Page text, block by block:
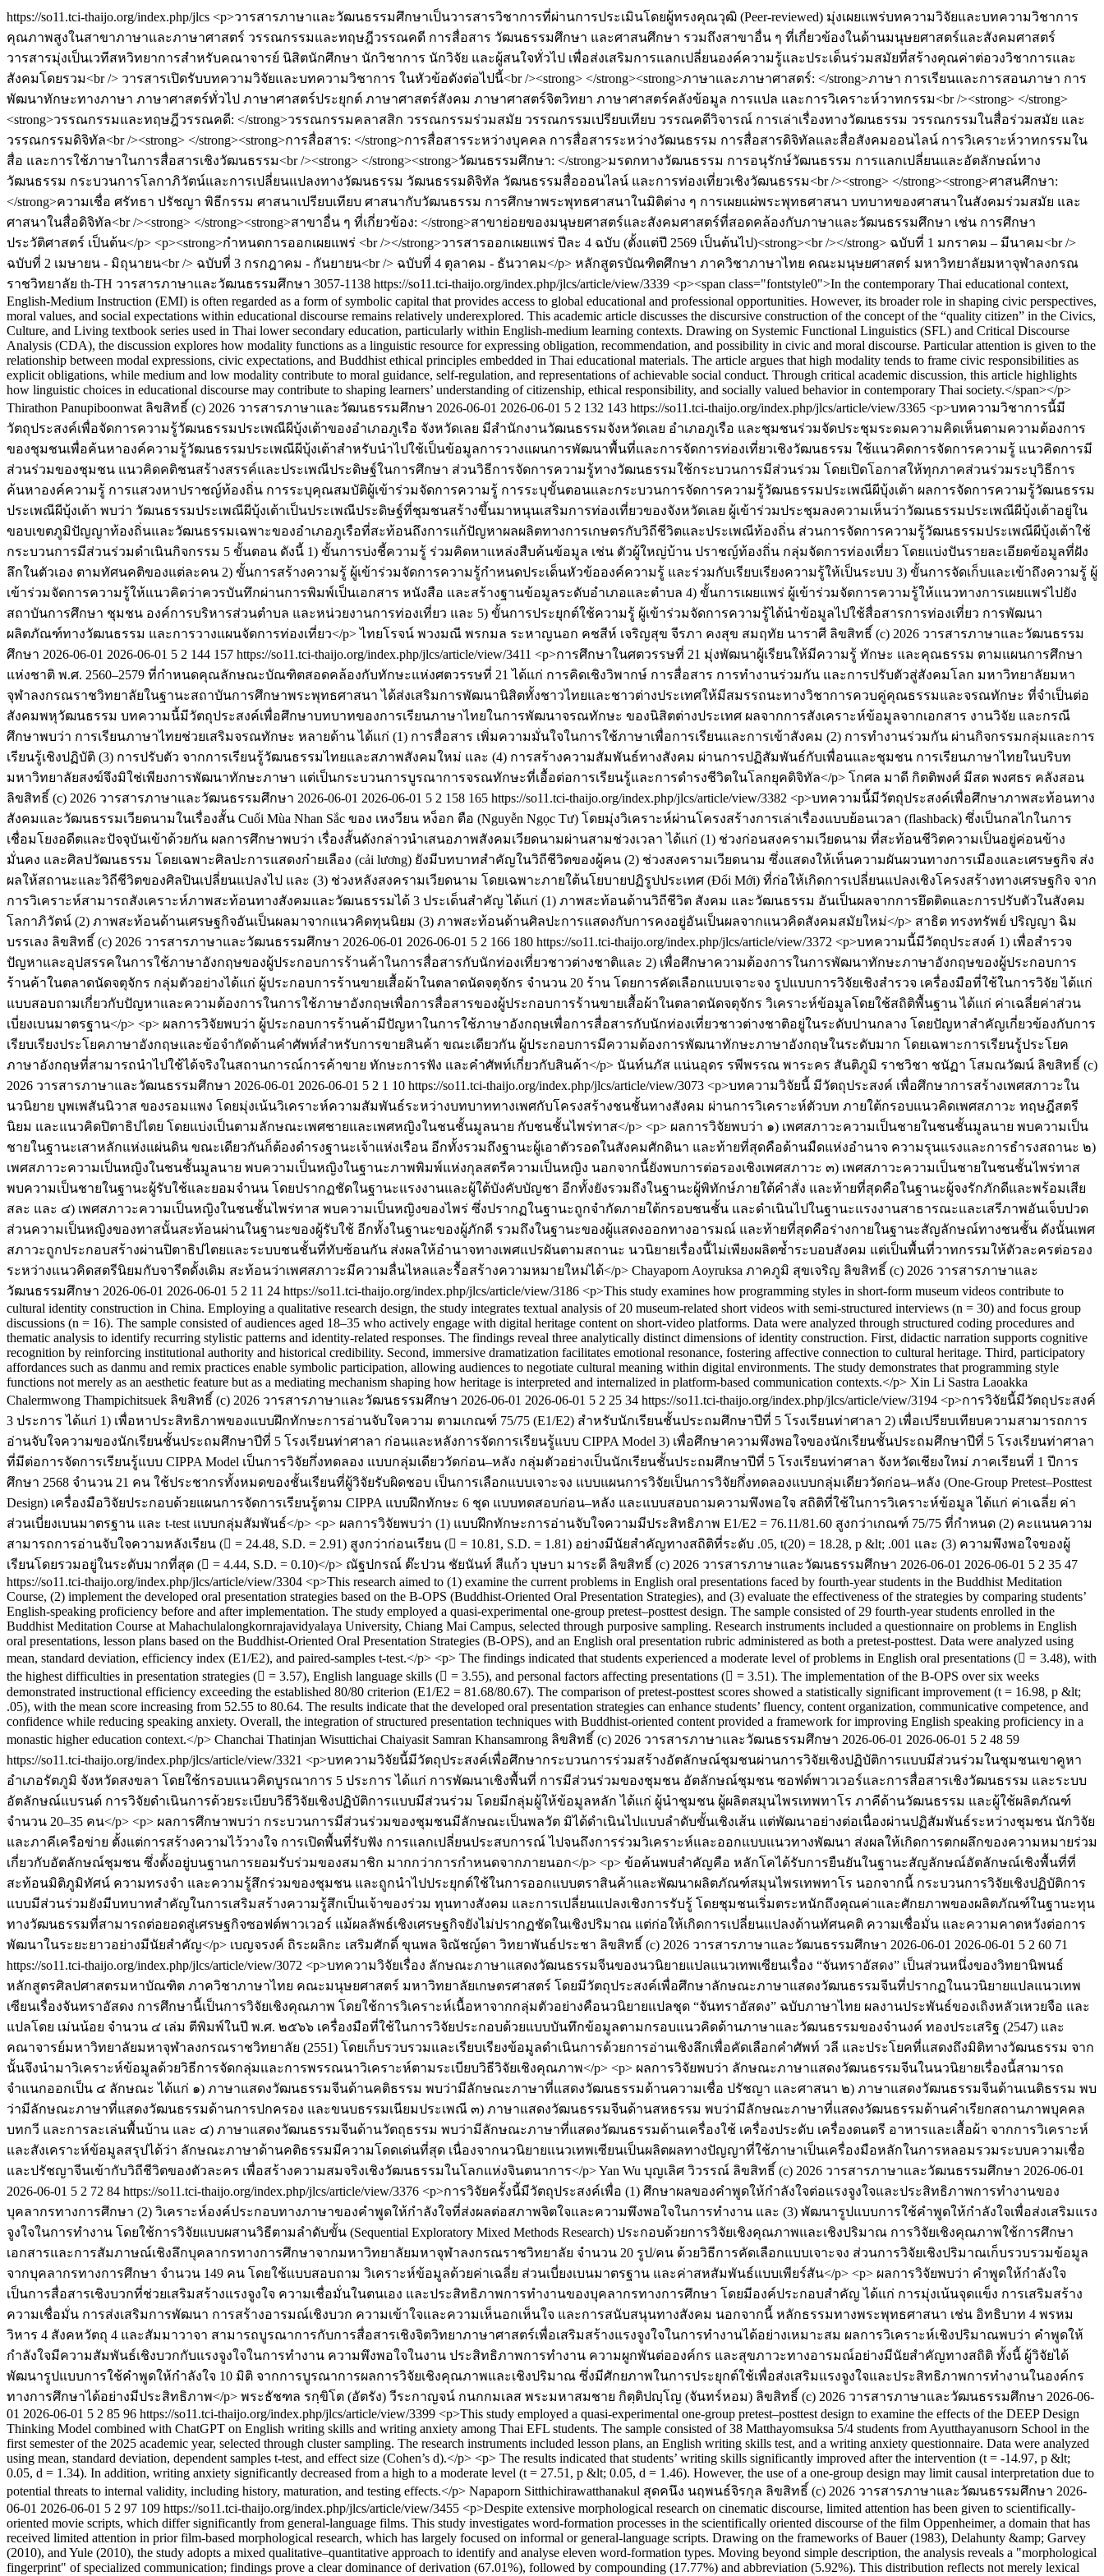
https://so11.tci-thaijo.org/index.php/jlcs <p>วารสารภาษาและวัฒนธรรมศึกษาเป็นวารสารวิชาการที่ผ่านการประเมินโดยผู้ทรงคุณวุฒิ (Peer-reviewed) มุ่งเผยแพร่บทความวิจัยและบทความวิชาการ
คุณภาพสูงในสาขาภาษาและภาษาศาสตร์ วรรณกรรมและทฤษฎีวรรณคดี การสื่อสาร วัฒนธรรมศึกษา และศาสนศึกษา รวมถึงสาขาอื่น ๆ ที่เกี่ยวข้องในด้านมนุษยศาสตร์และสังคมศาสตร์
วารสารมุ่งเป็นเวทีสหวิทยาการสำหรับคณาจารย์ นิสิตนักศึกษา นักวิชาการ นักวิจัย และผู้สนใจทั่วไป เพื่อส่งเสริมการแลกเปลี่ยนองค์ความรู้และประเด็นร่วมสมัยที่สร้างคุณค่าต่อวงวิชาการและ
สังคมโดยรวม<br /> วารสารเปิดรับบทความวิจัยและบทความวิชาการ ในหัวข้อดังต่อไปนี้<br /><strong> </strong><strong>ภาษาและภาษาศาสตร์: </strong>ภาษา การเรียนและการสอนภาษา การ
พัฒนาทักษะทางภาษา ภาษาศาสตร์ทั่วไป ภาษาศาสตร์ประยุกต์ ภาษาศาสตร์สังคม ภาษาศาสตร์จิตวิทยา ภาษาศาสตร์คลังข้อมูล การแปล และการวิเคราะห์วาทกรรม<br /><strong> </strong>
<strong>วรรณกรรมและทฤษฎีวรรณคดี: </strong>วรรณกรรมคลาสสิก วรรณกรรมร่วมสมัย วรรณกรรมเปรียบเทียบ วรรณคดีวิจารณ์ การเล่าเรื่องทางวัฒนธรรม วรรณกรรมในสื่อร่วมสมัย และ
วรรณกรรมดิจิทัล<br /><strong> </strong><strong>การสื่อสาร: </strong>การสื่อสารระหว่างบุคคล การสื่อสารระหว่างวัฒนธรรม การสื่อสารดิจิทัลและสื่อสังคมออนไลน์ การวิเคราะห์วาทกรรมใน
สื่อ และการใช้ภาษาในการสื่อสารเชิงวัฒนธรรม<br /><strong> </strong><strong>วัฒนธรรมศึกษา: </strong>มรดกทางวัฒนธรรม การอนุรักษ์วัฒนธรรม การแลกเปลี่ยนและอัตลักษณ์ทาง
วัฒนธรรม กระบวนการโลกาภิวัตน์และการเปลี่ยนแปลงทางวัฒนธรรม วัฒนธรรมดิจิทัล วัฒนธรรมสื่อออนไลน์ และการท่องเที่ยวเชิงวัฒนธรรม<br /><strong> </strong><strong>ศาสนศึกษา:
</strong>ความเชื่อ ศรัทธา ปรัชญา พิธีกรรม ศาสนาเปรียบเทียบ ศาสนากับวัฒนธรรม การศึกษาพระพุทธศาสนาในมิติต่าง ๆ การเผยแผ่พระพุทธศาสนา บทบาทของศาสนาในสังคมร่วมสมัย และ
ศาสนาในสื่อดิจิทัล<br /><strong> </strong><strong>สาขาอื่น ๆ ที่เกี่ยวข้อง: </strong>สาขาย่อยของมนุษยศาสตร์และสังคมศาสตร์ที่สอดคล้องกับภาษาและวัฒนธรรมศึกษา เช่น การศึกษา
ประวัติศาสตร์ เป็นต้น</p> <p><strong>กำหนดการออกเผยแพร่ <br /></strong>วารสารออกเผยแพร่ ปีละ 4 ฉบับ (ตั้งแต่ปี 2569 เป็นต้นไป)<strong><br /></strong> ฉบับที่ 1 มกราคม – มีนาคม<br />
ฉบับที่ 2 เมษายน - มิถุนายน<br /> ฉบับที่ 3 กรกฎาคม - กันยายน<br /> ฉบับที่ 4 ตุลาคม - ธันวาคม</p> หลักสูตรบัณฑิตศึกษา ภาควิชาภาษาไทย คณะมนุษยศาสตร์ มหาวิทยาลัยมหาจุฬาลงกรณ
ราชวิทยาลัย th-TH วารสารภาษาและวัฒนธรรมศึกษา 3057-1138 https://so11.tci-thaijo.org/index.php/jlcs/article/view/3339 <p><span class="fontstyle0">In the contemporary Thai educational context,
English-Medium Instruction (EMI) is often regarded as a form of symbolic capital that provides access to global educational and professional opportunities. However, its broader role in shaping civic perspectives,
moral values, and social expectations within educational discourse remains relatively underexplored. This academic article discusses the discursive construction of the concept of the “quality citizen” in the Civics,
Culture, and Living textbook series used in Thai lower secondary education, particularly within English-medium learning contexts. Drawing on Systemic Functional Linguistics (SFL) and Critical Discourse
Analysis (CDA), the discussion explores how modality functions as a linguistic resource for expressing obligation, recommendation, and possibility in civic and moral discourse. Particular attention is given to the
relationship between modal expressions, civic expectations, and Buddhist ethical principles embedded in Thai educational materials. The article argues that high modality tends to frame civic responsibilities as
explicit obligations, while medium and low modality contribute to moral guidance, self-regulation, and representations of achievable social conduct. Through critical academic discussion, this article highlights
how linguistic choices in educational discourse may contribute to shaping learners’ understanding of citizenship, ethical responsibility, and socially valued behavior in contemporary Thai society.</span></p>
Thirathon Panupiboonwat ลิขสิทธิ์ (c) 2026 วารสารภาษาและวัฒนธรรมศึกษา 2026-06-01 2026-06-01 5 2 132 143 https://so11.tci-thaijo.org/index.php/jlcs/article/view/3365 <p>บทความวิชาการนี้มี
วัตถุประสงค์เพื่อจัดการความรู้วัฒนธรรมประเพณีผีบุ้งเต้าของอำเภอภูเรือ จังหวัดเลย มีสำนักงานวัฒนธรรมจังหวัดเลย อำเภอภูเรือ และชุมชนร่วมจัดประชุมระดมความคิดเห็นตามความต้องการ
ของชุมชนเพื่อค้นหาองค์ความรู้วัฒนธรรมประเพณีผีบุ้งเต้าสำหรับนำไปใช้เป็นข้อมูลการวางแผนการพัฒนาพื้นที่และการจัดการท่องเที่ยวเชิงวัฒนธรรม ใช้แนวคิดการจัดการความรู้ แนวคิดการมี
ส่วนร่วมของชุมชน แนวคิดคติชนสร้างสรรค์และประเพณีประดิษฐ์ในการศึกษา ส่วนวิธีการจัดการความรู้ทางวัฒนธรรมใช้กระบวนการมีส่วนร่วม โดยเปิดโอกาสให้ทุกภาคส่วนร่วมระบุวิธีการ
ค้นหาองค์ความรู้ การแสวงหาปราชญ์ท้องถิ่น การระบุคุณสมบัติผู้เข้าร่วมจัดการความรู้ การระบุขั้นตอนและกระบวนการจัดการความรู้วัฒนธรรมประเพณีผีบุ้งเต้า ผลการจัดการความรู้วัฒนธรรม
ประเพณีผีบุ้งเต้า พบว่า วัฒนธรรมประเพณีผีบุ้งเต้าเป็นประเพณีประดิษฐ์ที่ชุมชนสร้างขึ้นมาหนุนเสริมการท่องเที่ยวของจังหวัดเลย ผู้เข้าร่วมประชุมลงความเห็นว่าวัฒนธรรมประเพณีผีบุ้งเต้าอยู่ใน
ขอบเขตภูมิปัญญาท้องถิ่นและวัฒนธรรมเฉพาะของอำเภอภูเรือที่สะท้อนถึงการแก้ปัญหาผลผลิตทางการเกษตรกับวิถีชีวิตและประเพณีท้องถิ่น ส่วนการจัดการความรู้วัฒนธรรมประเพณีผีบุ้งเต้าใช้
กระบวนการมีส่วนร่วมดำเนินกิจกรรม 5 ขั้นตอน ดังนี้ 1) ขั้นการบ่งชี้ความรู้ ร่วมคิดหาแหล่งสืบค้นข้อมูล เช่น ตัวผู้ใหญ่บ้าน ปราชญ์ท้องถิ่น กลุ่มจัดการท่องเที่ยว โดยแบ่งปันรายละเอียดข้อมูลที่ฝัง
ลึกในตัวเอง ตามทัศนคติของแต่ละคน 2) ขั้นการสร้างความรู้ ผู้เข้าร่วมจัดการความรู้กำหนดประเด็นหัวข้อองค์ความรู้ และร่วมกับเรียบเรียงความรู้ให้เป็นระบบ 3) ขั้นการจัดเก็บและเข้าถึงความรู้ ผู้
เข้าร่วมจัดการความรู้ให้แนวคิดว่าควรบันทึกผ่านการพิมพ์เป็นเอกสาร หนังสือ และสร้างฐานข้อมูลระดับอำเภอและตำบล 4) ขั้นการเผยแพร่ ผู้เข้าร่วมจัดการความรู้ให้แนวทางการเผยแพร่ไปยัง
สถาบันการศึกษา ชุมชน องค์การบริหารส่วนตำบล และหน่วยงานการท่องเที่ยว และ 5) ขั้นการประยุกต์ใช้ความรู้ ผู้เข้าร่วมจัดการความรู้ได้นำข้อมูลไปใช้สื่อสารการท่องเที่ยว การพัฒนา
ผลิตภัณฑ์ทางวัฒนธรรม และการวางแผนจัดการท่องเที่ยว</p> ไทยโรจน์ พวงมณี พรกมล ระหาญนอก คชสีห์ เจริญสุข จีรภา คงสุข สมฤทัย นาราศี ลิขสิทธิ์ (c) 2026 วารสารภาษาและวัฒนธรรม
ศึกษา 2026-06-01 2026-06-01 5 2 144 157 https://so11.tci-thaijo.org/index.php/jlcs/article/view/3411 <p>การศึกษาในศตวรรษที่ 21 มุ่งพัฒนาผู้เรียนให้มีความรู้ ทักษะ และคุณธรรม ตามแผนการศึกษา
แห่งชาติ พ.ศ. 2560–2579 ที่กำหนดคุณลักษณะบัณฑิตสอดคล้องกับทักษะแห่งศตวรรษที่ 21 ได้แก่ การคิดเชิงวิพากษ์ การสื่อสาร การทำงานร่วมกัน และการปรับตัวสู่สังคมโลก มหาวิทยาลัยมหา
จุฬาลงกรณราชวิทยาลัยในฐานะสถาบันการศึกษาพระพุทธศาสนา ได้ส่งเสริมการพัฒนานิสิตทั้งชาวไทยและชาวต่างประเทศให้มีสมรรถนะทางวิชาการควบคู่คุณธรรมและจรณทักษะ ที่จำเป็นต่อ
สังคมพหุวัฒนธรรม บทความนี้มีวัตถุประสงค์เพื่อศึกษาบทบาทของการเรียนภาษาไทยในการพัฒนาจรณทักษะ ของนิสิตต่างประเทศ ผลจากการสังเคราะห์ข้อมูลจากเอกสาร งานวิจัย และกรณี
ศึกษาพบว่า การเรียนภาษาไทยช่วยเสริมจรณทักษะ หลายด้าน ได้แก่ (1) การสื่อสาร เพิ่มความมั่นใจในการใช้ภาษาเพื่อการเรียนและการเข้าสังคม (2) การทำงานร่วมกัน ผ่านกิจกรรมกลุ่มและการ
เรียนรู้เชิงปฏิบัติ (3) การปรับตัว จากการเรียนรู้วัฒนธรรมไทยและสภาพสังคมใหม่ และ (4) การสร้างความสัมพันธ์ทางสังคม ผ่านการปฏิสัมพันธ์กับเพื่อนและชุมชน การเรียนภาษาไทยในบริบท
มหาวิทยาลัยสงฆ์จึงมิใช่เพียงการพัฒนาทักษะภาษา แต่เป็นกระบวนการบูรณาการจรณทักษะที่เอื้อต่อการเรียนรู้และการดำรงชีวิตในโลกยุคดิจิทัล</p> โกศล มาดี กิตติพงศ์ มีสด พงศธร คลังสอน
ลิขสิทธิ์ (c) 2026 วารสารภาษาและวัฒนธรรมศึกษา 2026-06-01 2026-06-01 5 2 158 165 https://so11.tci-thaijo.org/index.php/jlcs/article/view/3382 <p>บทความนี้มีวัตถุประสงค์เพื่อศึกษาภาพสะท้อนทาง
สังคมและวัฒนธรรมเวียดนามในเรื่องสั้น Cuối Mùa Nhan Sắc ของ เหงวียน หง็อก ตือ (Nguyễn Ngọc Tư) โดยมุ่งวิเคราะห์ผ่านโครงสร้างการเล่าเรื่องแบบย้อนเวลา (flashback) ซึ่งเป็นกลไกในการ
เชื่อมโยงอดีตและปัจจุบันเข้าด้วยกัน ผลการศึกษาพบว่า เรื่องสั้นดังกล่าวนำเสนอภาพสังคมเวียดนามผ่านสามช่วงเวลา ได้แก่ (1) ช่วงก่อนสงครามเวียดนาม ที่สะท้อนชีวิตความเป็นอยู่ค่อนข้าง
มั่นคง และศิลปวัฒนธรรม โดยเฉพาะศิลปะการแสดงก๋ายเลือง (cải lương) ยังมีบทบาทสำคัญในวิถีชีวิตของผู้คน (2) ช่วงสงครามเวียดนาม ซึ่งแสดงให้เห็นความผันผวนทางการเมืองและเศรษฐกิจ ส่ง
ผลให้สถานะและวิถีชีวิตของศิลปินเปลี่ยนแปลงไป และ (3) ช่วงหลังสงครามเวียดนาม โดยเฉพาะภายใต้นโยบายปฏิรูปประเทศ (Đổi Mới) ที่ก่อให้เกิดการเปลี่ยนแปลงเชิงโครงสร้างทางเศรษฐกิจ จาก
การวิเคราะห์สามารถสังเคราะห์ภาพสะท้อนทางสังคมและวัฒนธรรมได้ 3 ประเด็นสำคัญ ได้แก่ (1) ภาพสะท้อนด้านวิถีชีวิต สังคม และวัฒนธรรม อันเป็นผลจากการยึดติดและการปรับตัวในสังคม
โลกาภิวัตน์ (2) ภาพสะท้อนด้านเศรษฐกิจอันเป็นผลมาจากแนวคิดทุนนิยม (3) ภาพสะท้อนด้านศิลปะการแสดงกับการคงอยู่อันเป็นผลจากแนวคิดสังคมสมัยใหม่</p> สาธิต ทรงทรัพย์ ปริญญา ฉิม
บรรเลง ลิขสิทธิ์ (c) 2026 วารสารภาษาและวัฒนธรรมศึกษา 2026-06-01 2026-06-01 5 2 166 180 https://so11.tci-thaijo.org/index.php/jlcs/article/view/3372 <p>บทความนี้มีวัตถุประสงค์ 1) เพื่อสำรวจ
ปัญหาและอุปสรรคในการใช้ภาษาอังกฤษของผู้ประกอบการร้านค้าในการสื่อสารกับนักท่องเที่ยวชาวต่างชาติและ 2) เพื่อศึกษาความต้องการในการพัฒนาทักษะภาษาอังกฤษของผู้ประกอบการ
ร้านค้าในตลาดนัดจตุจักร กลุ่มตัวอย่างได้แก่ ผู้ประกอบการร้านขายเสื้อผ้าในตลาดนัดจตุจักร จำนวน 20 ร้าน โดยการคัดเลือกแบบเจาะจง รูปแบบการวิจัยเชิงสำรวจ เครื่องมือที่ใช้ในการวิจัย ได้แก่
แบบสอบถามเกี่ยวกับปัญหาและความต้องการในการใช้ภาษาอังกฤษเพื่อการสื่อสารของผู้ประกอบการร้านขายเสื้อผ้าในตลาดนัดจตุจักร วิเคราะห์ข้อมูลโดยใช้สถิติพื้นฐาน ได้แก่ ค่าเฉลี่ยค่าส่วน
เบี่ยงเบนมาตรฐาน</p> <p> ผลการวิจัยพบว่า ผู้ประกอบการร้านค้ามีปัญหาในการใช้ภาษาอังกฤษเพื่อการสื่อสารกับนักท่องเที่ยวชาวต่างชาติอยู่ในระดับปานกลาง โดยปัญหาสำคัญเกี่ยวข้องกับการ
เรียบเรียงประโยคภาษาอังกฤษและข้อจำกัดด้านคำศัพท์สำหรับการขายสินค้า ขณะเดียวกัน ผู้ประกอบการมีความต้องการพัฒนาทักษะภาษาอังกฤษในระดับมาก โดยเฉพาะการเรียนรู้ประโยค
ภาษาอังกฤษที่สามารถนำไปใช้ได้จริงในสถานการณ์การค้าขาย ทักษะการฟัง และคำศัพท์เกี่ยวกับสินค้า</p> นันท์นภัส แน่นอุดร รพีพรรณ พาระคร สันติภูมิ ราชวิชา ชนัฏา โสมณวัฒน์ ลิขสิทธิ์ (c)
2026 วารสารภาษาและวัฒนธรรมศึกษา 2026-06-01 2026-06-01 5 2 1 10 https://so11.tci-thaijo.org/index.php/jlcs/article/view/3073 <p>บทความวิจัยนี้ มีวัตถุประสงค์ เพื่อศึกษาการสร้างเพศสภาวะใน
นวนิยาย บุพเพสันนิวาส ของรอมแพง โดยมุ่งเน้นวิเคราะห์ความสัมพันธ์ระหว่างบทบาททางเพศกับโครงสร้างชนชั้นทางสังคม ผ่านการวิเคราะห์ตัวบท ภายใต้กรอบแนวคิดเพศสภาวะ ทฤษฎีสตรี
นิยม และแนวคิดปิตาธิปไตย โดยแบ่งเป็นตามลักษณะเพศชายและเพศหญิงในชนชั้นมูลนาย กับชนชั้นไพร่ทาส</p> <p> ผลการวิจัยพบว่า ๑) เพศสภาวะความเป็นชายในชนชั้นมูลนาย พบความเป็น
ชายในฐานะเสาหลักแห่งแผ่นดิน ขณะเดียวกันก็ต้องดำรงฐานะเจ้าแห่งเรือน อีกทั้งรวมถึงฐานะผู้เอาตัวรอดในสังคมศักดินา และท้ายที่สุดคือด้านมืดแห่งอำนาจ ความรุนแรงและการธำรงสถานะ ๒)
เพศสภาวะความเป็นหญิงในชนชั้นมูลนาย พบความเป็นหญิงในฐานะภาพพิมพ์แห่งกุลสตรีความเป็นหญิง นอกจากนี้ยังพบการต่อรองเชิงเพศสภาวะ ๓) เพศสภาวะความเป็นชายในชนชั้นไพร่ทาส
พบความเป็นชายในฐานะผู้รับใช้และยอมจำนน โดยปรากฏชัดในฐานะแรงงานและผู้ใต้บังคับบัญชา อีกทั้งยังรวมถึงในฐานะผู้พิทักษ์ภายใต้คำสั่ง และท้ายที่สุดคือในฐานะผู้จงรักภักดีและพร้อมเสีย
สละ และ ๔) เพศสภาวะความเป็นหญิงในชนชั้นไพร่ทาส พบความเป็นหญิงของไพร่ ซึ่งปรากฏในฐานะถูกจำกัดภายใต้กรอบชนชั้น และดำเนินไปในฐานะแรงงานสาธารณะและเสรีภาพอันเจ็บปวด
ส่วนความเป็นหญิงของทาสนั้นสะท้อนผ่านในฐานะของผู้รับใช้ อีกทั้งในฐานะของผู้ภักดี รวมถึงในฐานะของผู้แสดงออกทางอารมณ์ และท้ายที่สุดคือร่างกายในฐานะสัญลักษณ์ทางชนชั้น ดังนั้นเพศ
สภาวะถูกประกอบสร้างผ่านปิตาธิปไตยและระบบชนชั้นที่ทับซ้อนกัน ส่งผลให้อำนาจทางเพศแปรผันตามสถานะ นวนิยายเรื่องนี้ไม่เพียงผลิตซ้ำระบอบสังคม แต่เป็นพื้นที่วาทกรรมให้ตัวละครต่อรอง
ระหว่างแนวคิดสตรีนิยมกับจารีตดั้งเดิม สะท้อนว่าเพศสภาวะมีความลื่นไหลและรื้อสร้างความหมายใหม่ได้</p> Chayaporn Aoyruksa ภาคภูมิ สุขเจริญ ลิขสิทธิ์ (c) 2026 วารสารภาษาและ
วัฒนธรรมศึกษา 2026-06-01 2026-06-01 5 2 11 24 https://so11.tci-thaijo.org/index.php/jlcs/article/view/3186 <p>This study examines how programming styles in short-form museum videos contribute to
cultural identity construction in China. Employing a qualitative research design, the study integrates textual analysis of 20 museum-related short videos with semi-structured interviews (n = 30) and focus group
discussions (n = 16). The sample consisted of audiences aged 18–35 who actively engage with digital heritage content on short-video platforms. Data were analyzed through structured coding procedures and
thematic analysis to identify recurring stylistic patterns and identity-related responses. The findings reveal three analytically distinct dimensions of identity construction. First, didactic narration supports cognitive
recognition by reinforcing institutional authority and historical credibility. Second, immersive dramatization facilitates emotional resonance, fostering affective connection to cultural heritage. Third, participatory
affordances such as danmu and remix practices enable symbolic participation, allowing audiences to negotiate cultural meaning within digital environments. The study demonstrates that programming style
functions not merely as an aesthetic feature but as a mediating mechanism shaping how heritage is interpreted and internalized in platform-based communication contexts.</p> Xin Li Sastra Laoakka
Chalermwong Thampichitsuek ลิขสิทธิ์ (c) 2026 วารสารภาษาและวัฒนธรรมศึกษา 2026-06-01 2026-06-01 5 2 25 34 https://so11.tci-thaijo.org/index.php/jlcs/article/view/3194 <p>การวิจัยนี้มีวัตถุประสงค์
3 ประการ ได้แก่ 1) เพื่อหาประสิทธิภาพของแบบฝึกทักษะการอ่านจับใจความ ตามเกณฑ์ 75/75 (E1/E2) สำหรับนักเรียนชั้นประถมศึกษาปีที่ 5 โรงเรียนท่าศาลา 2) เพื่อเปรียบเทียบความสามารถการ
อ่านจับใจความของนักเรียนชั้นประถมศึกษาปีที่ 5 โรงเรียนท่าศาลา ก่อนและหลังการจัดการเรียนรู้แบบ CIPPA Model 3) เพื่อศึกษาความพึงพอใจของนักเรียนชั้นประถมศึกษาปีที่ 5 โรงเรียนท่าศาลา
ที่มีต่อการจัดการเรียนรู้แบบ CIPPA Model เป็นการวิจัยกึ่งทดลอง แบบกลุ่มเดียววัดก่อน–หลัง กลุ่มตัวอย่างเป็นนักเรียนชั้นประถมศึกษาปีที่ 5 โรงเรียนท่าศาลา จังหวัดเชียงใหม่ ภาคเรียนที่ 1 ปีการ
ศึกษา 2568 จำนวน 21 คน ใช้ประชากรทั้งหมดของชั้นเรียนที่ผู้วิจัยรับผิดชอบ เป็นการเลือกแบบเจาะจง แบบแผนการวิจัยเป็นการวิจัยกึ่งทดลองแบบกลุ่มเดียววัดก่อน–หลัง (One-Group Pretest–Posttest
Design) เครื่องมือวิจัยประกอบด้วยแผนการจัดการเรียนรู้ตาม CIPPA แบบฝึกทักษะ 6 ชุด แบบทดสอบก่อน–หลัง และแบบสอบถามความพึงพอใจ สถิติที่ใช้ในการวิเคราะห์ข้อมูล ได้แก่ ค่าเฉลี่ย ค่า
ส่วนเบี่ยงเบนมาตรฐาน และ t-test แบบกลุ่มสัมพันธ์</p> <p> ผลการวิจัยพบว่า (1) แบบฝึกทักษะการอ่านจับใจความมีประสิทธิภาพ E1/E2 = 76.11/81.60 สูงกว่าเกณฑ์ 75/75 ที่กำหนด (2) คะแนนความ
สามารถการอ่านจับใจความหลังเรียน ( = 24.48, S.D. = 2.91) สูงกว่าก่อนเรียน ( = 10.81, S.D. = 1.81) อย่างมีนัยสำคัญทางสถิติที่ระดับ .05, t(20) = 18.28, p &lt; .001 และ (3) ความพึงพอใจของผู้
เรียนโดยรวมอยู่ในระดับมากที่สุด ( = 4.44, S.D. = 0.10)</p> ณัฐปกรณ์ ต๊ะปวน ชัยนันท์ สีแก้ว บุษบา มาระดี ลิขสิทธิ์ (c) 2026 วารสารภาษาและวัฒนธรรมศึกษา 2026-06-01 2026-06-01 5 2 35 47
https://so11.tci-thaijo.org/index.php/jlcs/article/view/3304 <p>This research aimed to (1) examine the current problems in English oral presentations faced by fourth-year students in the Buddhist Meditation
Course, (2) implement the developed oral presentation strategies based on the B-OPS (Buddhist-Oriented Oral Presentation Strategies), and (3) evaluate the effectiveness of the strategies by comparing students’
English-speaking proficiency before and after implementation. The study employed a quasi-experimental one-group pretest–posttest design. The sample consisted of 29 fourth-year students enrolled in the
Buddhist Meditation Course at Mahachulalongkornrajavidyalaya University, Chiang Mai Campus, selected through purposive sampling. Research instruments included a questionnaire on problems in English
oral presentations, lesson plans based on the Buddhist-Oriented Oral Presentation Strategies (B-OPS), and an English oral presentation rubric administered as both a pretest-posttest. Data were analyzed using
mean, standard deviation, efficiency index (E1/E2), and paired-samples t-test.</p> <p> The findings indicated that students experienced a moderate level of problems in English oral presentations ( = 3.48), with
the highest difficulties in presentation strategies ( = 3.57), English language skills ( = 3.55), and personal factors affecting presentations ( = 3.51). The implementation of the B-OPS over six weeks
demonstrated instructional efficiency exceeding the established 80/80 criterion (E1/E2 = 81.68/80.67). The comparison of pretest-posttest scores showed a statistically significant improvement (t = 16.98, p &lt;
.05), with the mean score increasing from 52.55 to 80.64. The results indicate that the developed oral presentation strategies can enhance students’ fluency, content organization, communicative competence, and
confidence while reducing speaking anxiety. Overall, the integration of structured presentation techniques with Buddhist-oriented content provided a framework for improving English speaking proficiency in a
monastic higher education context.</p> Chanchai Thatinjan Wisuttichai Chaiyasit Samran Khansamrong ลิขสิทธิ์ (c) 2026 วารสารภาษาและวัฒนธรรมศึกษา 2026-06-01 2026-06-01 5 2 48 59
https://so11.tci-thaijo.org/index.php/jlcs/article/view/3321 <p>บทความวิจัยนี้มีวัตถุประสงค์เพื่อศึกษากระบวนการร่วมสร้างอัตลักษณ์ชุมชนผ่านการวิจัยเชิงปฏิบัติการแบบมีส่วนร่วมในชุมชนเขาคูหา
อำเภอรัตภูมิ จังหวัดสงขลา โดยใช้กรอบแนวคิดบูรณาการ 5 ประการ ได้แก่ การพัฒนาเชิงพื้นที่ การมีส่วนร่วมของชุมชน อัตลักษณ์ชุมชน ซอฟต์พาวเวอร์และการสื่อสารเชิงวัฒนธรรม และระบบ
อัตลักษณ์แบรนด์ การวิจัยดำเนินการด้วยระเบียบวิธีวิจัยเชิงปฏิบัติการแบบมีส่วนร่วม โดยมีกลุ่มผู้ให้ข้อมูลหลัก ได้แก่ ผู้นำชุมชน ผู้ผลิตสมุนไพรเทพทาโร ภาคีด้านวัฒนธรรม และผู้ใช้ผลิตภัณฑ์
จำนวน 20–35 คน</p> <p> ผลการศึกษาพบว่า กระบวนการมีส่วนร่วมของชุมชนมีลักษณะเป็นพลวัต มิได้ดำเนินไปแบบลำดับขั้นเชิงเส้น แต่พัฒนาอย่างต่อเนื่องผ่านปฏิสัมพันธ์ระหว่างชุมชน นักวิจัย
และภาคีเครือข่าย ตั้งแต่การสร้างความไว้วางใจ การเปิดพื้นที่รับฟัง การแลกเปลี่ยนประสบการณ์ ไปจนถึงการร่วมวิเคราะห์และออกแบบแนวทางพัฒนา ส่งผลให้เกิดการตกผลึกของความหมายร่วม
เกี่ยวกับอัตลักษณ์ชุมชน ซึ่งตั้งอยู่บนฐานการยอมรับร่วมของสมาชิก มากกว่าการกำหนดจากภายนอก</p> <p> ข้อค้นพบสำคัญคือ หลักโคได้รับการยืนยันในฐานะสัญลักษณ์อัตลักษณ์เชิงพื้นที่ที่
สะท้อนมิติภูมิทัศน์ ความทรงจำ และความรู้สึกร่วมของชุมชน และถูกนำไปประยุกต์ใช้ในการออกแบบตราสินค้าและพัฒนาผลิตภัณฑ์สมุนไพรเทพทาโร นอกจากนี้ กระบวนการวิจัยเชิงปฏิบัติการ
แบบมีส่วนร่วมยังมีบทบาทสำคัญในการเสริมสร้างความรู้สึกเป็นเจ้าของร่วม ทุนทางสังคม และการเปลี่ยนแปลงเชิงการรับรู้ โดยชุมชนเริ่มตระหนักถึงคุณค่าและศักยภาพของผลิตภัณฑ์ในฐานะทุน
ทางวัฒนธรรมที่สามารถต่อยอดสู่เศรษฐกิจซอฟต์พาวเวอร์ แม้ผลลัพธ์เชิงเศรษฐกิจยังไม่ปรากฏชัดในเชิงปริมาณ แต่ก่อให้เกิดการเปลี่ยนแปลงด้านทัศนคติ ความเชื่อมั่น และความคาดหวังต่อการ
พัฒนาในระยะยาวอย่างมีนัยสำคัญ</p> เบญจรงค์ ถิระผลิกะ เสริมศักดิ์ ขุนพล จิณัชญ์ดา วิทยาพันธ์ประชา ลิขสิทธิ์ (c) 2026 วารสารภาษาและวัฒนธรรมศึกษา 2026-06-01 2026-06-01 5 2 60 71
https://so11.tci-thaijo.org/index.php/jlcs/article/view/3072 <p>บทความวิจัยเรื่อง ลักษณะภาษาแสดงวัฒนธรรมจีนของนวนิยายแปลแนวเทพเซียนเรื่อง “จันทราอัสดง” เป็นส่วนหนึ่งของวิทยานิพนธ์
หลักสูตรศิลปศาสตรมหาบัณฑิต ภาควิชาภาษาไทย คณะมนุษยศาสตร์ มหาวิทยาลัยเกษตรศาสตร์ โดยมีวัตถุประสงค์เพื่อศึกษาลักษณะภาษาแสดงวัฒนธรรมจีนที่ปรากฏในนวนิยายแปลแนวเทพ
เซียนเรื่องจันทราอัสดง การศึกษานี้เป็นการวิจัยเชิงคุณภาพ โดยใช้การวิเคราะห์เนื้อหาจากกลุ่มตัวอย่างคือนวนิยายแปลชุด “จันทราอัสดง” ฉบับภาษาไทย ผลงานประพันธ์ของเถิงหลัวเหวยจือ และ
แปลโดย เม่นน้อย จำนวน ๔ เล่ม ตีพิมพ์ในปี พ.ศ. ๒๕๖๖ เครื่องมือที่ใช้ในการวิจัยประกอบด้วยแบบบันทึกข้อมูลตามกรอบแนวคิดด้านภาษาและวัฒนธรรมของจำนงค์ ทองประเสริฐ (2547) และ
คณาจารย์มหาวิทยาลัยมหาจุฬาลงกรณราชวิทยาลัย (2551) โดยเก็บรวบรวมและเรียบเรียงข้อมูลดำเนินการด้วยการอ่านเชิงลึกเพื่อคัดเลือกคำศัพท์ วลี และประโยคที่แสดงถึงมิติทางวัฒนธรรม จาก
นั้นจึงนำมาวิเคราะห์ข้อมูลด้วยวิธีการจัดกลุ่มและการพรรณนาวิเคราะห์ตามระเบียบวิธีวิจัยเชิงคุณภาพ</p> <p> ผลการวิจัยพบว่า ลักษณะภาษาแสดงวัฒนธรรมจีนในนวนิยายเรื่องนี้สามารถ
จำแนกออกเป็น ๔ ลักษณะ ได้แก่ ๑) ภาษาแสดงวัฒนธรรมจีนด้านคติธรรม พบว่ามีลักษณะภาษาที่แสดงวัฒนธรรมด้านความเชื่อ ปรัชญา และศาสนา ๒) ภาษาแสดงวัฒนธรรมจีนด้านเนติธรรม พบ
ว่ามีลักษณะภาษาที่แสดงวัฒนธรรมด้านการปกครอง และขนบธรรมเนียมประเพณี ๓) ภาษาแสดงวัฒนธรรมจีนด้านสหธรรม พบว่ามีลักษณะภาษาที่แสดงวัฒนธรรมด้านคำเรียกสถานภาพบุคคล
บทกวี และการละเล่นพื้นบ้าน และ ๔) ภาษาแสดงวัฒนธรรมจีนด้านวัตถุธรรม พบว่ามีลักษณะภาษาที่แสดงวัฒนธรรมด้านเครื่องใช้ เครื่องประดับ เครื่องดนตรี อาหารและเสื้อผ้า จากการวิเคราะห์
และสังเคราะห์ข้อมูลสรุปได้ว่า ลักษณะภาษาด้านคติธรรมมีความโดดเด่นที่สุด เนื่องจากนวนิยายแนวเทพเซียนเป็นผลิตผลทางปัญญาที่ใช้ภาษาเป็นเครื่องมือหลักในการหลอมรวมระบบความเชื่อ
และปรัชญาจีนเข้ากับวิถีชีวิตของตัวละคร เพื่อสร้างความสมจริงเชิงวัฒนธรรมในโลกแห่งจินตนาการ</p>Yan Wu บุญเลิศ วิวรรณ์ ลิขสิทธิ์ (c) 2026 วารสารภาษาและวัฒนธรรมศึกษา 2026-06-01
2026-06-01 5 2 72 84 https://so11.tci-thaijo.org/index.php/jlcs/article/view/3376 <p>การวิจัยครั้งนี้มีวัตถุประสงค์เพื่อ (1) ศึกษาผลของคำพูดให้กำลังใจต่อแรงจูงใจและประสิทธิภาพการทำงานของ
บุคลากรทางการศึกษา (2) วิเคราะห์องค์ประกอบทางภาษาของคำพูดให้กำลังใจที่ส่งผลต่อสภาพจิตใจและความพึงพอใจในการทำงาน และ (3) พัฒนารูปแบบการใช้คำพูดให้กำลังใจเพื่อส่งเสริมแรง
จูงใจในการทำงาน โดยใช้การวิจัยแบบผสานวิธีตามลำดับขั้น (Sequential Exploratory Mixed Methods Research) ประกอบด้วยการวิจัยเชิงคุณภาพและเชิงปริมาณ การวิจัยเชิงคุณภาพใช้การศึกษา
เอกสารและการสัมภาษณ์เชิงลึกบุคลากรทางการศึกษาจากมหาวิทยาลัยมหาจุฬาลงกรณราชวิทยาลัย จำนวน 20 รูป/คน ด้วยวิธีการคัดเลือกแบบเจาะจง ส่วนการวิจัยเชิงปริมาณเก็บรวบรวมข้อมูล
จากบุคลากรทางการศึกษา จำนวน 149 คน โดยใช้แบบสอบถาม วิเคราะห์ข้อมูลด้วยค่าเฉลี่ย ส่วนเบี่ยงเบนมาตรฐาน และค่าสหสัมพันธ์แบบเพียร์สัน</p> <p> ผลการวิจัยพบว่า คำพูดให้กำลังใจ
เป็นการสื่อสารเชิงบวกที่ช่วยเสริมสร้างแรงจูงใจ ความเชื่อมั่นในตนเอง และประสิทธิภาพการทำงานของบุคลากรทางการศึกษา โดยมีองค์ประกอบสำคัญ ได้แก่ การมุ่งเน้นจุดแข็ง การเสริมสร้าง
ความเชื่อมั่น การส่งเสริมการพัฒนา การสร้างอารมณ์เชิงบวก ความเข้าใจและความเห็นอกเห็นใจ และการสนับสนุนทางสังคม นอกจากนี้ หลักธรรมทางพระพุทธศาสนา เช่น อิทธิบาท 4 พรหม
วิหาร 4 สังคหวัตถุ 4 และสัมมาวาจา สามารถบูรณาการกับการสื่อสารเชิงจิตวิทยาภาษาศาสตร์เพื่อเสริมสร้างแรงจูงใจในการทำงานได้อย่างเหมาะสม ผลการวิเคราะห์เชิงปริมาณพบว่า คำพูดให้
กำลังใจมีความสัมพันธ์เชิงบวกกับแรงจูงใจในการทำงาน ความพึงพอใจในงาน ประสิทธิภาพการทำงาน ความผูกพันต่อองค์กร และสุขภาวะทางอารมณ์อย่างมีนัยสำคัญทางสถิติ ทั้งนี้ ผู้วิจัยได้
พัฒนารูปแบบการใช้คำพูดให้กำลังใจ 10 มิติ จากการบูรณาการผลการวิจัยเชิงคุณภาพและเชิงปริมาณ ซึ่งมีศักยภาพในการประยุกต์ใช้เพื่อส่งเสริมแรงจูงใจและประสิทธิภาพการทำงานในองค์กร
ทางการศึกษาได้อย่างมีประสิทธิภาพ</p> พระธัชฑล รกฺขิโต (อัตรัง) วีระกาญจน์ กนกกมเลส พระมหาสมชาย กิตฺติปญฺโญ (จันทร์หอม) ลิขสิทธิ์ (c) 2026 วารสารภาษาและวัฒนธรรมศึกษา 2026-06-
01 2026-06-01 5 2 85 96 https://so11.tci-thaijo.org/index.php/jlcs/article/view/3399 <p>This study employed a quasi-experimental one-group pretest–posttest design to examine the effects of the DEEP Design
Thinking Model combined with ChatGPT on English writing skills and writing anxiety among Thai EFL students. The sample consisted of 38 Matthayomsuksa 5/4 students from Ayutthayanusorn School in the
first semester of the 2025 academic year, selected through cluster sampling. The research instruments included lesson plans, an English writing skills test, and a writing anxiety questionnaire. Data were analyzed
using mean, standard deviation, dependent samples t-test, and effect size (Cohen’s d).</p> <p> The results indicated that students’ writing skills significantly improved after the intervention (t = -14.97, p &lt;
0.05, d = 1.34). In addition, writing anxiety significantly decreased from a high to a moderate level (t = 27.51, p &lt; 0.05, d = 1.46). However, the use of a one-group design may limit causal interpretation due to
potential threats to internal validity, including history, maturation, and testing effects.</p> Napaporn Sitthichirawatthanakul สุดคนึง นฤพนธ์จิรกุล ลิขสิทธิ์ (c) 2026 วารสารภาษาและวัฒนธรรมศึกษา 2026-
06-01 2026-06-01 5 2 97 109 https://so11.tci-thaijo.org/index.php/jlcs/article/view/3455 <p>Despite extensive morphological research on cinematic discourse, limited attention has been given to scientifically-
oriented movie scripts, which differ significantly from general-language films. This study investigates word-formation processes in the scientifically oriented discourse of the film Oppenheimer, a domain that has
received limited attention in prior film-based morphological research, which has largely focused on informal or general-language scripts. Drawing on the frameworks of Bauer (1983), Delahunty &amp; Garvey
(2010), and Yule (2010), the study adopts a mixed qualitative–quantitative approach to identify and analyse eleven word-formation types. Moving beyond simple description, the analysis reveals a "morphological
fingerprint" of specialized communication; findings prove a clear dominance of derivation (67.01%), followed by compounding (17.77%) and abbreviation (5.92%). This distribution reflects not merely lexical